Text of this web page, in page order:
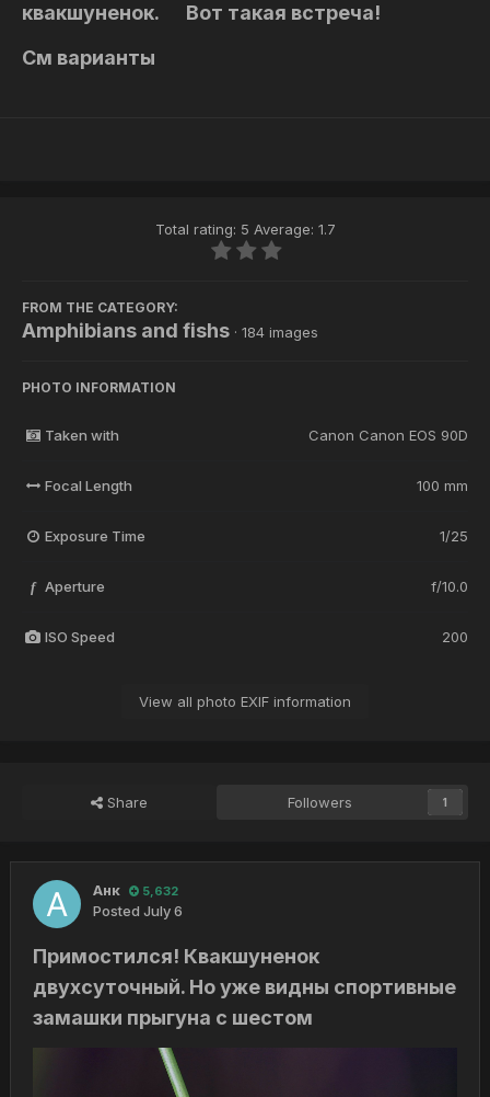
квакшуненок. Вот такая встреча!
См варианты
Total rating: 5 Average: 1.7
FROM THE CATEGORY:
Amphibians and fishs · 184 images
PHOTO INFORMATION
Taken with Canon Canon EOS 90D
Focal Length 100 mm
Exposure Time 1/25
f Aperture f/10.0
ISO Speed 200
View all photo EXIF information
Share Followers 1
Анк 5,632
Posted July 6
Примостился! Квакшуненок
двухсуточный. Но уже видны спортивные
замашки прыгуна с шестом